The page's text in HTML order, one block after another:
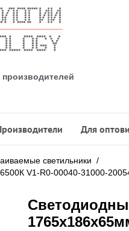
Для
светильники /
V1-R0-00040-31000-